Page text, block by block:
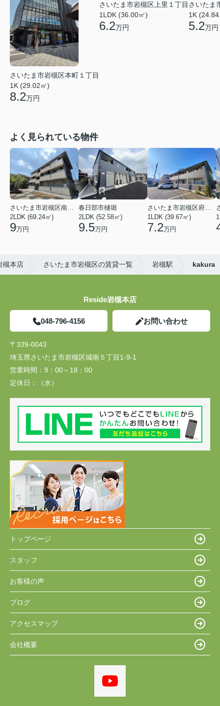
さいたま市岩槻区本町１丁目
1K (29.02㎡)
8.2万円
さいたま市岩槻区上里１丁目
1LDK (36.00㎡)
6.2万円
さいたま
1K
5.2万円
よく見られている物件
2LDK (69.24㎡)
9万円
春日部市樋堀
2LDK (52.58㎡)
9.5万円
1LDK (39.67㎡)
7.2万円
槻本店 さいたま市岩槻区の賃貸一覧 岩槻駅 kakura
Reside岩槻本店
048-796-4156 お問い合わせ
〒339-0043
埼玉県さいたま市岩槻区城南５丁目1-9-1
営業時間： 9：00～18：00
定休日：
（水）
トップページ
スタッフ
お客様の声
ブログ
アクセスマップ
会社概要